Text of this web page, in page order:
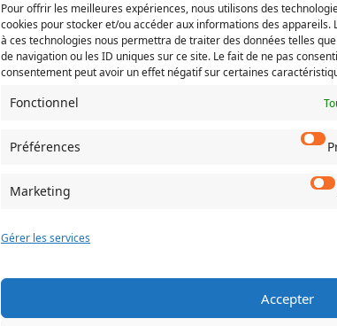
Pour offrir les meilleures expériences, nous utilisons des
cookies pour stocker et/ou accéder aux informations des appareils.
à ces technologies nous permettra de traiter des données telles
de navigation ou les ID uniques sur ce site. Le fait de ne pas
consentement peut avoir un effet négatif sur certaines
Fonctionnel
Préférences
Marketing
Gérer les services
Accepter
Prénom Nom
E-
mail(Nécessaire)
Saisissez
un
e-
Confirmez
l’e-
Service concerné(Nécessaire)
Si votre demande concerne des actes de
l'Etat-Civil comme service concerné.